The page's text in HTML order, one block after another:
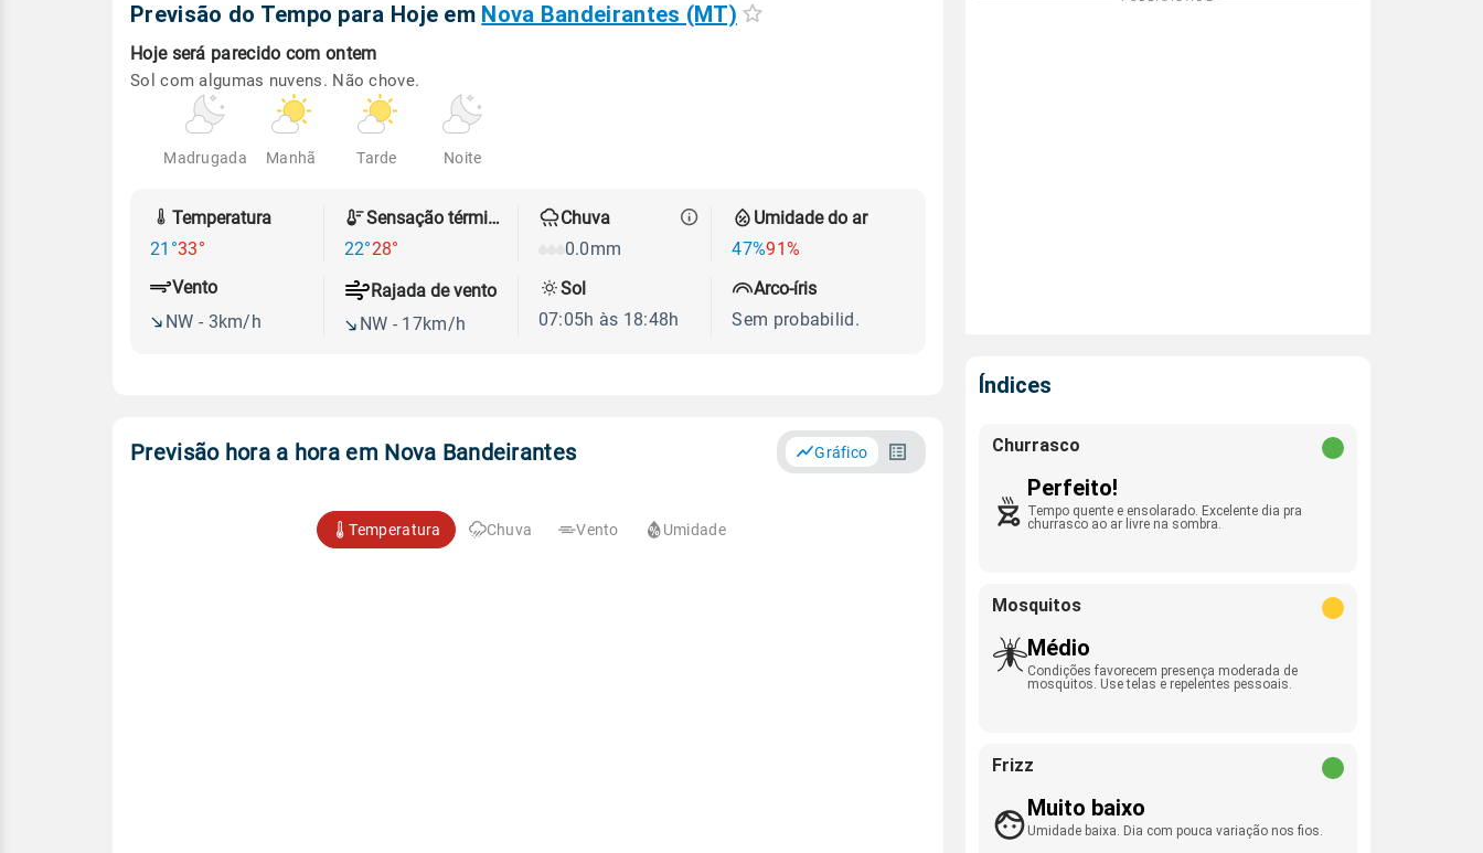
Previsão do Tempo para Hoje em Nova Bandeirantes (MT)
Hoje será parecido com ontem
Sol com algumas nuvens. Não chove.
Madrugada Manhã Tarde Noite
Temperatura
21°33°
Sensação térmica
22°28°
Chuva
0.0mm
Umidade do ar
47%91%
Vento
NW - 3km/h
Rajada de vento
NW - 17km/h
Sol
07:05h às 18:48h
Arco-íris
Sem probabilid.
Previsão hora a hora em Nova Bandeirantes Gráfico
Temperatura Chuva Vento Umidade
Índices
Churrasco
Perfeito!
Tempo quente e ensolarado. Excelente dia pra
churrasco ao ar livre na sombra.
Mosquitos
Médio
Condições favorecem presença moderada de
mosquitos. Use telas e repelentes pessoais.
Frizz
Muito baixo
Umidade baixa. Dia com pouca variação nos fios.